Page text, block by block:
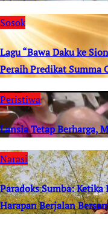
Sosok
Lagu “Bawa Daku ke
Peraih Predikat Summa
Peristiwa
Lansia Tetap Berharga,
Narasi
Paradoks Sumba:
Harapan Berjalan